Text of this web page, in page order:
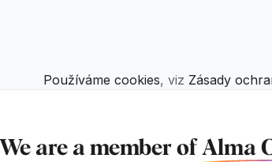
Používáme cookies, viz Zásady
We are a member of Alma